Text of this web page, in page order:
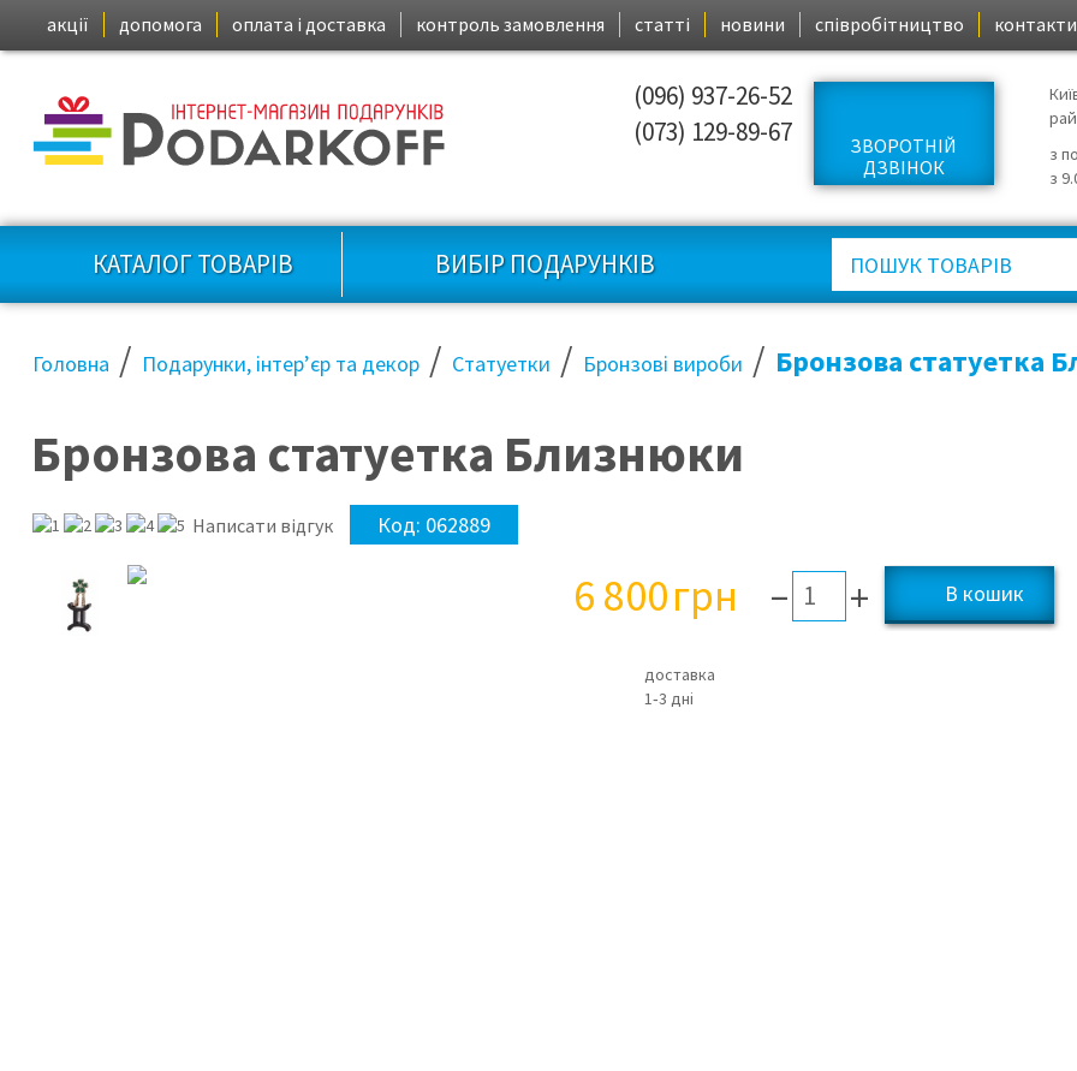
акції допомога оплата і доставка контроль замовлення статті новини співробітництво контакти
(096) 937-26-52
(073) 129-89-67
ЗВОРОТНІЙ
ДЗВІНОК
з
з
КАТАЛОГ ТОВАРІВ ВИБІР ПОДАРУНКІВ
Головна / Подарунки, інтер’єр та декор / Статуетки / Бронзові вироби / Бронзова статуетка
Бронзова статуетка Близнюки
Написати відгук Код: 062889
6 800грн – +
доставка
1‑3 дні